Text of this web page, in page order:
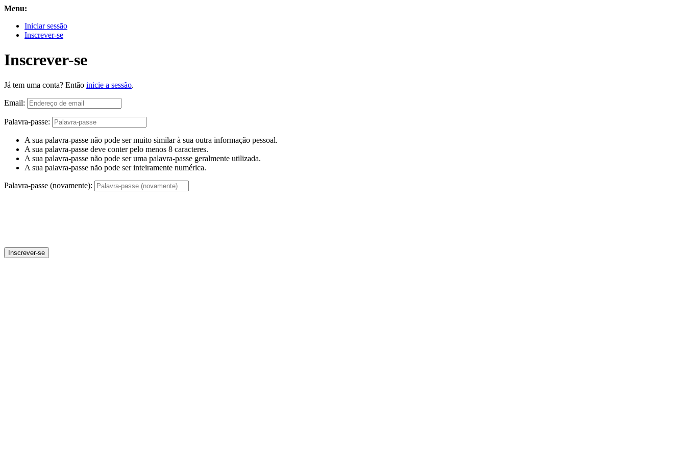
Menu:
Iniciar sessão
Inscrever-se
Inscrever-se
Já tem uma conta? Então inicie a sessão.
Email:
Palavra-passe:
A sua palavra-passe não pode ser muito similar à sua outra informação pessoal.
A sua palavra-passe deve conter pelo menos 8 caracteres.
A sua palavra-passe não pode ser uma palavra-passe geralmente utilizada.
A sua palavra-passe não pode ser inteiramente numérica.
Palavra-passe (novamente):
Inscrever-se